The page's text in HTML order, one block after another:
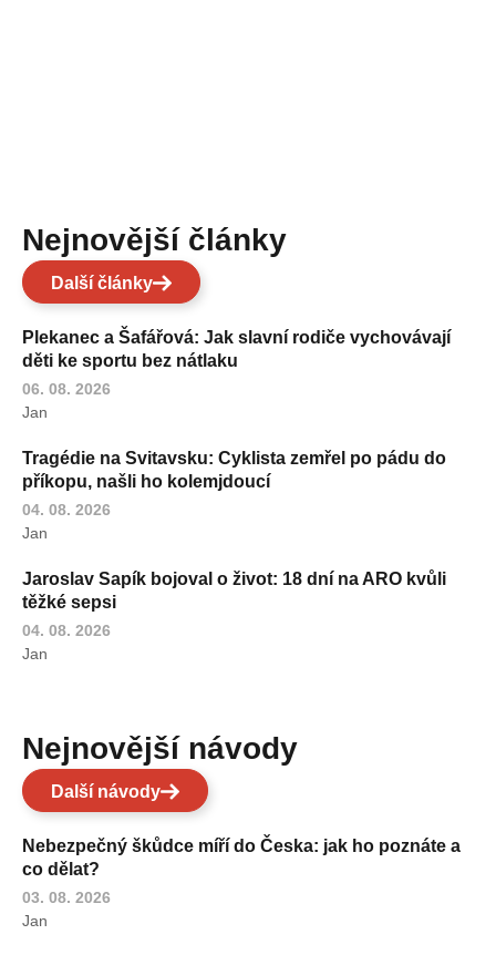
Nejnovější články
Další články
Plekanec a Šafářová: Jak slavní rodiče vychovávají
děti ke sportu bez nátlaku
06. 08. 2026
Jan
Tragédie na Svitavsku: Cyklista zemřel po pádu do
příkopu, našli ho kolemjdoucí
04. 08. 2026
Jan
Jaroslav Sapík bojoval o život: 18 dní na ARO kvůli
těžké sepsi
04. 08. 2026
Jan
Nejnovější návody
Další návody
Nebezpečný škůdce míří do Česka: jak ho poznáte a
co dělat?
03. 08. 2026
Jan